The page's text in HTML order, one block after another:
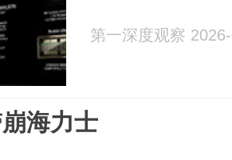
第一深度观察
海力士